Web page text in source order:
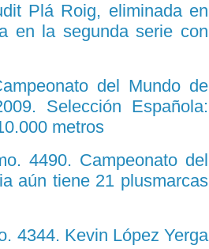
Plá Roig, eliminada en
en la segunda serie con
del Mundo de
Selección Española:
metros
4490. Campeonato del
aún tiene 21 plusmarcas
4344. Kevin López Yerga